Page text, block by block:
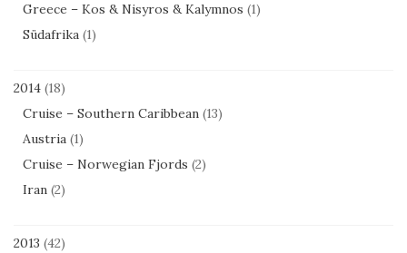
Greece – Kos & Nisyros & Kalymnos (1)
Südafrika (1)
2014 (18)
Cruise – Southern Caribbean (13)
Austria (1)
Cruise – Norwegian Fjords (2)
Iran (2)
2013 (42)